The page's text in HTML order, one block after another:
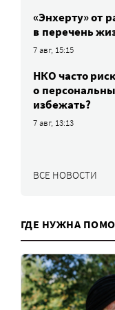
«Энхерту» от
в перечень
7 авг, 15:15
НКО часто
о
избежать?
7 авг, 13:13
ВСЕ НОВОСТИ
ГДЕ НУЖНА